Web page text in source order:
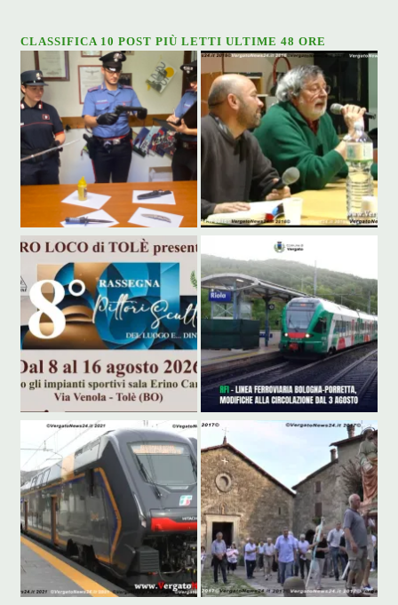
CLASSIFICA 10 POST PIÙ LETTI ULTIME 48 ORE